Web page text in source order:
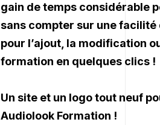
gain de temps considérable
sans compter sur unefacilité
pour l’ajout, la modification
formation en quelques clics !
Un site et un logo tout neuf
Audiolook Formation !